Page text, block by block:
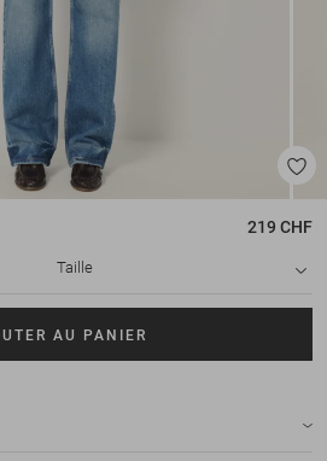
219 CHF
Taille
AU PANIER